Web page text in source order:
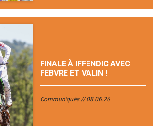
FINALE À IFFENDIC AVEC
FEBVRE ET VALIN !
Communiqués 08.06.26